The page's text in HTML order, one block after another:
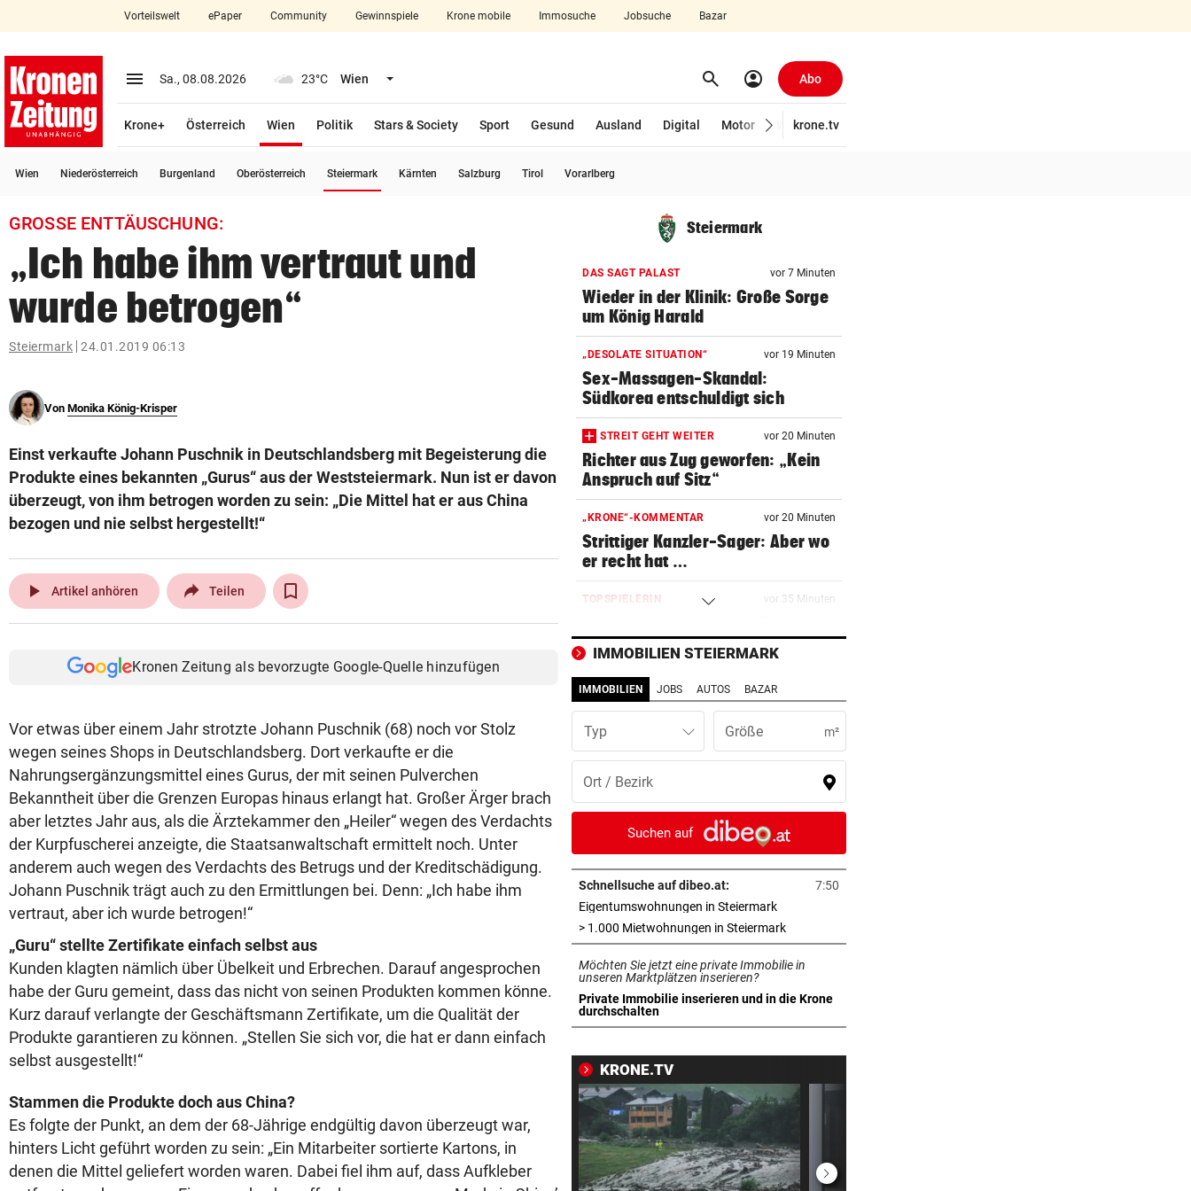
closeSchließen
account_circle Anmelden
arrow_right
Bundesland auswählen
bookmark
search
Suchbegriff
eingeben
© Krone Multimedia GmbH & Co KG 2026
Vorteilswelt ePaper Community Gewinnspiele Krone mobile Immosuche Jobsuche Bazar
menu Menü aufklappen
Sa., 08.08.2026 23°C Wien Menü aufklappen search Suchen
account_circle Abo
Krone+ Österreich Wien
Politik
Stars & Society Sport Gesund Ausland Digital Motor Wirtschaft
krone.tv
Wien Niederösterreich Burgenland Oberösterreich Steiermark Kärnten Salzburg Tirol Vorarlberg
GROSSE ENTTÄUSCHUNG:
„Ich habe ihm vertraut und
wurde betrogen“
Steiermark 24.01.2019 06:13
Von Monika König-Krisper
Einst verkaufte Johann Puschnik in Deutschlandsberg mit Begeisterung die
Produkte eines bekannten „Gurus“ aus der Weststeiermark. Nun ist er davon
überzeugt, von ihm betrogen worden zu sein: „Die Mittel hat er aus China
bezogen und nie selbst hergestellt!“
play_arrow Artikel anhören Teilen
Kronen Zeitung als bevorzugte Google-Quelle hinzufügen
Vor etwas über einem Jahr strotzte Johann Puschnik (68) noch vor Stolz
wegen seines Shops in Deutschlandsberg. Dort verkaufte er die
Nahrungsergänzungsmittel eines Gurus, der mit seinen Pulverchen
Bekanntheit über die Grenzen Europas hinaus erlangt hat. Großer Ärger brach
aber letztes Jahr aus, als die Ärztekammer den „Heiler“ wegen des Verdachts
der Kurpfuscherei anzeigte, die Staatsanwaltschaft ermittelt noch. Unter
anderem auch wegen des Verdachts des Betrugs und der Kreditschädigung.
Johann Puschnik trägt auch zu den Ermittlungen bei. Denn: „Ich habe ihm
vertraut, aber ich wurde betrogen!“
„Guru“ stellte Zertifikate einfach selbst aus
Kunden klagten nämlich über Übelkeit und Erbrechen. Darauf angesprochen
habe der Guru gemeint, dass das nicht von seinen Produkten kommen könne.
Kurz darauf verlangte der Geschäftsmann Zertifikate, um die Qualität der
Produkte garantieren zu können. „Stellen Sie sich vor, die hat er dann einfach
selbst ausgestellt!“
Stammen die Produkte doch aus China?
Es folgte der Punkt, an dem der 68-Jährige endgültig davon überzeugt war,
hinters Licht geführt worden zu sein: „Ein Mitarbeiter sortierte Kartons, in
denen die Mittel geliefert worden waren. Dabei fiel ihm auf, dass Aufkleber
Steiermark
DAS SAGT PALAST vor 7 Minuten
Wieder in der Klinik: Große Sorge
um König Harald
„DESOLATE SITUATION“ vor 19 Minuten
Sex-Massagen-Skandal:
Südkorea entschuldigt sich
STREIT GEHT WEITER vor 20 Minuten
Richter aus Zug geworfen: „Kein
Anspruch auf Sitz“
„KRONE“-KOMMENTAR vor 20 Minuten
Strittiger Kanzler-Sager: Aber wo
er recht hat …
TOPSPIELERIN vor 35 Minuten
Wahl“
WM-TEAMCHEF STINKSAUER
„Ratte“: Hat Cannavaro einen
Verräter im Team?
ARBEIT UND URLAUB vor einer Stunde
Steirische Ärztin tauschte LKH
gegen „Traumschiff“
PEDALE VERWECHSELT vor einer Stunde
Tiroler Seniorin (76) „versenkte“
Auto in Baugrube
TRAINER ZARIC DEUTLICH vor einer Stunde
Trotz 3:1 gegen WSG bleibt
Altachern ein Problem
FÄHIGKEITEN BEDENKLICH vor einer Stunde
Sorge um Sicherheit: OpenAI
WARTEN AUF DEN SIEG? vor 2 Stunden
GAK-Heimstart: „Qualität ist eine
ganz andere!“
500 STATT FÜNF EURO vor 2 Stunden
IMMOBILIEN STEIERMARK
IMMOBILIEN JOBS AUTOS BAZAR
Typ m²
Suchen auf
Schnellsuche auf dibeo.at:
7:50
Eigentumswohnungen in Steiermarkin neuem Tab öffnen
> 1.000 Mietwohnungen in Steiermarkin neuem Tab öffnen
Möchten Sie jetzt eine private Immobilie in
unseren Marktplätzen inserieren?
Private Immobilie inserieren und in die Krone
durchschalten
in neuem Tab öffnen
KRONE.TV